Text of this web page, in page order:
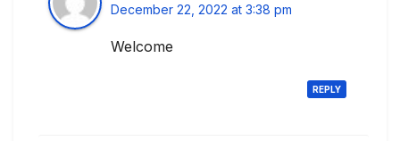
December 22, 2022 at 3:38 pm
Welcome
REPLY